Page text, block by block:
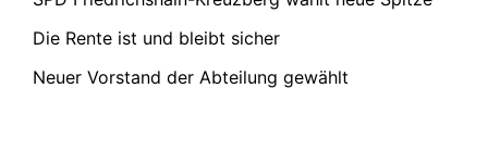
Die Rente ist und bleibt sicher
Neuer Vorstand der Abteilung gewählt